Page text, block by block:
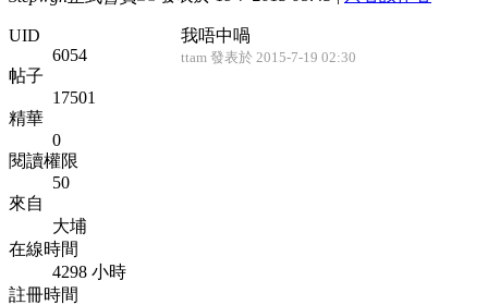
UID
6054
帖子
17501
精華
0
閱讀權限
50
來自
大埔
在線時間
4298 小時
註冊時間
我唔中喎
ttam 發表於 2015-7-19 02:30